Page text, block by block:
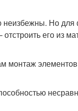
Но для
его из
монтаж